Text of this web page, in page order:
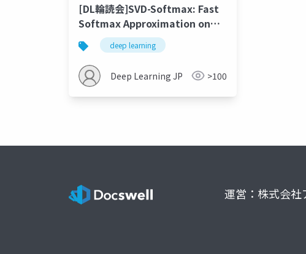
[DL輪読会]SVD-Softmax: Fast
Softmax Approximation on
Large Vocabulary Neural
Networks
deep learning
Deep Learning JP >100
運営：株式会社